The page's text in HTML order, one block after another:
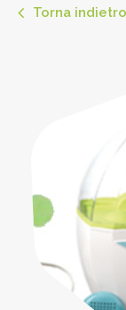
Torna indietro